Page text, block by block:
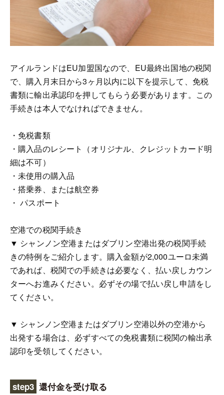
アイルランドはEU加盟国なので、EU最終出国地の税関
で、購入月末日から3ヶ月以内に以下を提示して、免税
書類に輸出承認印を押してもらう必要があります。この
手続きは本人でなければできません。
・免税書類
・購入品のレシート（オリジナル、クレジットカード明
細は不可）
・未使用の購入品
・搭乗券、または航空券
・ パスポート
空港での税関手続き
▼ シャンノン空港またはダブリン空港出発の税関手続
きの特例をご紹介します。購入金額が2,000ユーロ未満
であれば、税関での手続きは必要なく、払い戻しカウン
ターへお進みください。必ずその場で払い戻し申請をし
てください。
▼ シャンノン空港またはダブリン空港以外の空港から
出発する場合は、必ずすべての免税書類に税関の輸出承
認印を受領してください。
step3 還付金を受け取る